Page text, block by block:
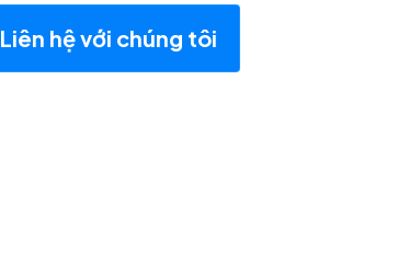
Liên hệ với chúng tôi